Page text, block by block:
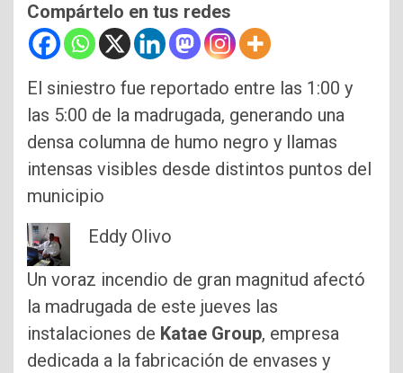
Compártelo en tus redes
El siniestro fue reportado entre las 1:00 y
las 5:00 de la madrugada, generando una
densa columna de humo negro y llamas
intensas visibles desde distintos puntos del
municipio
Eddy Olivo
Un voraz incendio de gran magnitud afectó
la madrugada de este jueves las
instalaciones de Katae Group, empresa
dedicada a la fabricación de envases y